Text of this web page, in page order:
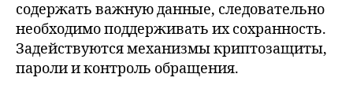
содержать важную данные, следовательно
необходимо поддерживать их сохранность.
Задействуются механизмы криптозащиты,
пароли и контроль обращения.